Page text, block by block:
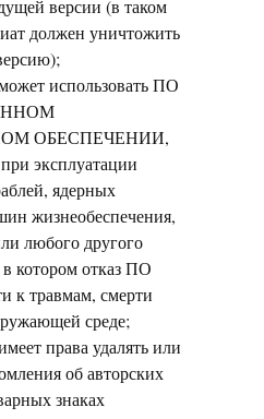
версии (в таком
должен уничтожить
использовать ПО
ОБЕСПЕЧЕНИИ,
эксплуатации
ядерных
жизнеобеспечения,
любого другого
котором отказ ПО
к травмам, смерти
среде;
права удалять или
об авторских
знаках